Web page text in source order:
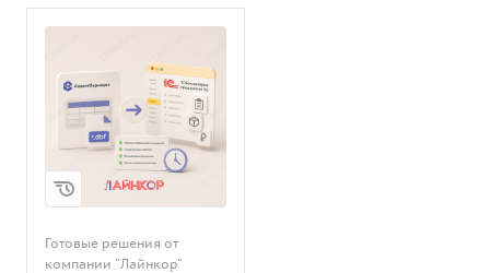
Готовые решения от
компании "Лайнкор"